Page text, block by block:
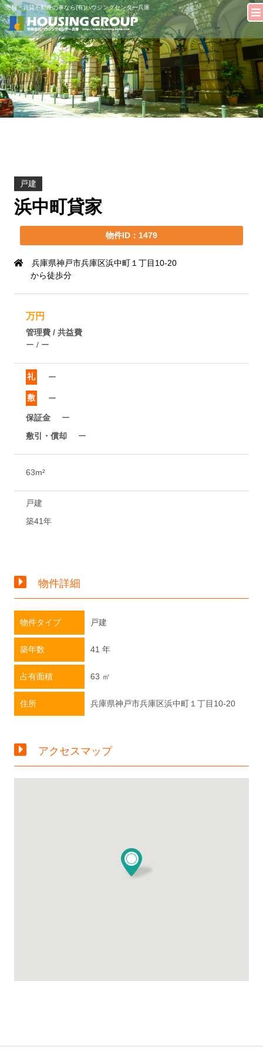
売買・賃貸不動産の事なら(有)ハウジングセンター兵庫
戸建
浜中町貸家
物件ID：1479
兵庫県神戸市兵庫区浜中町１丁目10-20
から徒歩分
万円
管理費 / 共益費
ー / ー
礼 ー
敷 ー
保証金
ー
敷引・償却
ー
63m²
戸建
築41年
物件詳細
物件タイプ 戸建
築年数 41 年
占有面積 63 ㎡
住所 兵庫県神戸市兵庫区浜中町１丁目10-20
アクセスマップ